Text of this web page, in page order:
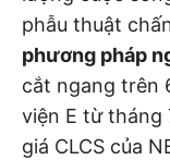
phẫu thuật
phương pháp
cắt ngang trên
viện E từ tháng
giá CLCS của